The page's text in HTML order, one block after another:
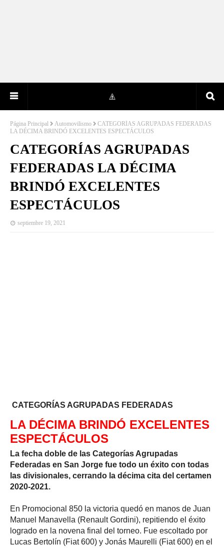
Página Principal Automovilismo
CATEGORÍAS AGRUPADAS FEDERADAS
LA DÉCIMA BRINDÓ EXCELENTES ESPECTÁCULOS
CATEGORÍAS AGRUPADAS
FEDERADAS LA DÉCIMA
BRINDÓ EXCELENTES
ESPECTÁCULOS
septiembre 19, 2021
CATEGORÍAS AGRUPADAS FEDERADAS
LA DÉCIMA BRINDÓ EXCELENTES
ESPECTÁCULOS
La fecha doble de las Categorías Agrupadas
Federadas en San Jorge fue todo un éxito con todas
las divisionales, cerrando la décima cita del certamen
2020-2021.
En Promocional 850 la victoria quedó en manos de Juan
Manuel Manavella (Renault Gordini), repitiendo el éxito
logrado en la novena final del torneo. Fue escoltado por
Lucas Bertolín (Fiat 600) y Jonás Maurelli (Fiat 600) en el